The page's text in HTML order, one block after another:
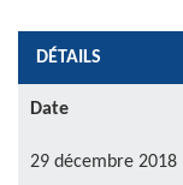
DÉTAILS
Date
29 décembre 2018